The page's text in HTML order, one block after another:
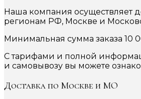
Наша компания осуществляет
регионам РФ, Москве и
Минимальная сумма заказа 10
С тарифами и полной
и самовывозу вы можете
Доставка по Москве и МО